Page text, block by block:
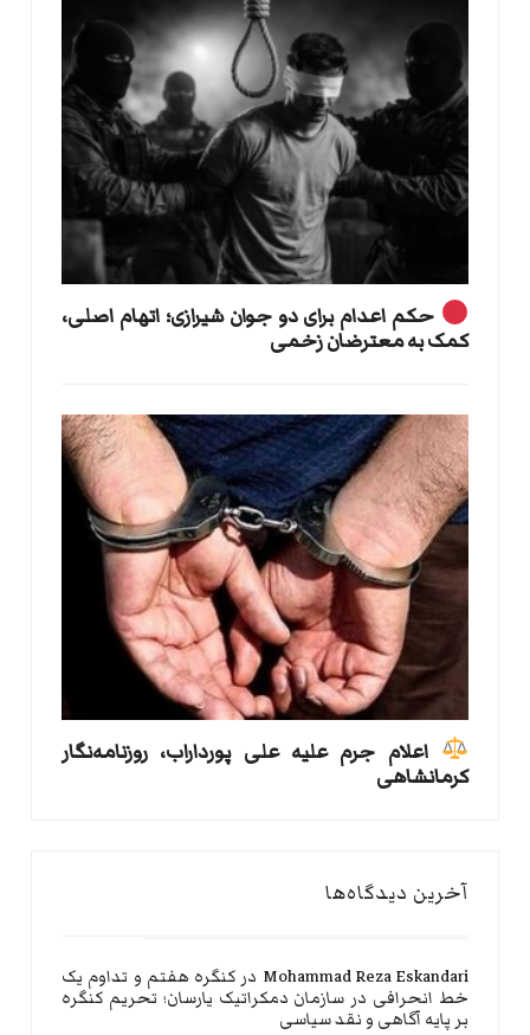
حکم اعدام برای دو جوان شیرازی؛ اتهام اصلی،
کمک به معترضان زخمی
اعلام جرم علیه علی پورداراب، روزنامه‌نگار
کرمانشاهی
آخرین دیدگاه‌ها
Mohammad Reza Eskandari در کنگره هفتم و تداوم یک
خط انحرافی در سازمان دمکراتیک یارسان؛ تحریم کنگره
بر پایه آگاهی و نقد سیاسی